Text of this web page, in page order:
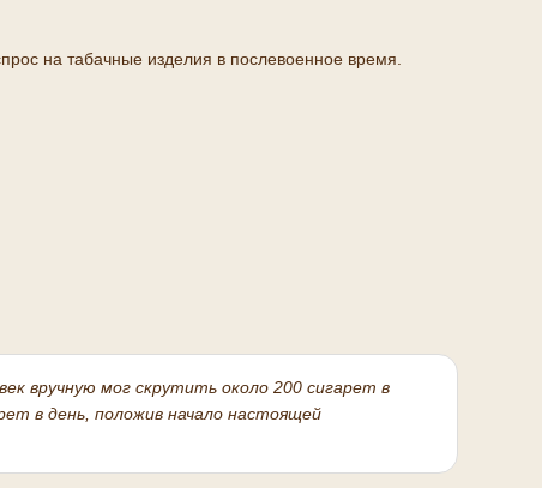
на табачные изделия в послевоенное время.
вручную мог скрутить около 200 сигарет в
в день, положив начало настоящей